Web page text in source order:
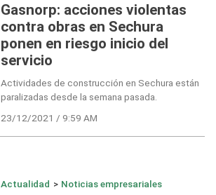
Gasnorp: acciones violentas
contra obras en Sechura
ponen en riesgo inicio del
servicio
Actividades de construcción en Sechura están
paralizadas desde la semana pasada.
23/12/2021 / 9:59 AM
Actualidad > Noticias empresariales